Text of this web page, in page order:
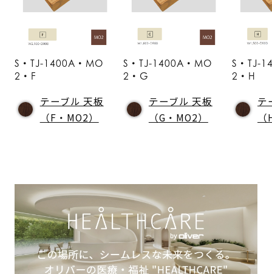
S・TJ-1400A・MO
2・F
テーブル 天板
（F・MO2）
S・TJ-1400A・MO
2・G
テーブル 天板
（G・MO2）
S・TJ-
2・H
テ